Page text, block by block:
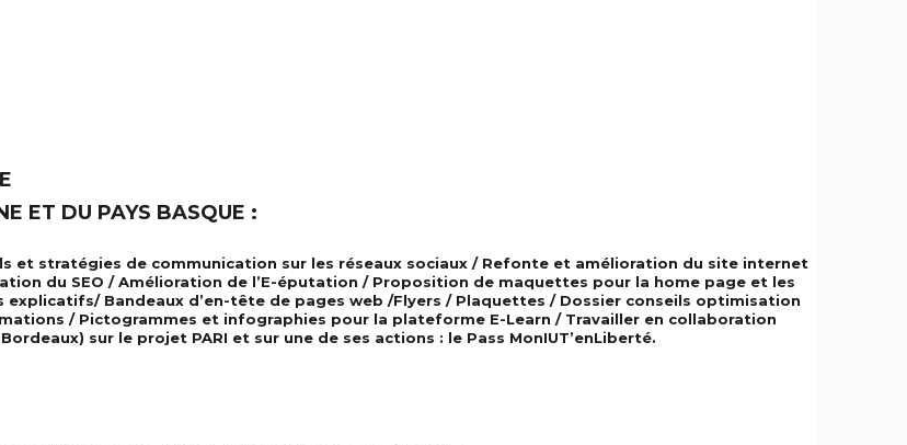
ET DU PAYS BASQUE :
et stratégies de communication sur les réseaux sociaux / Refonte et amélioration du site internet
du SEO / Amélioration de l’E-éputation / Proposition de maquettes pour la home page et les
explicatifs/ Bandeaux d’en-tête de pages web /Flyers / Plaquettes / Dossier conseils optimisation
/ Pictogrammes et infographies pour la plateforme E-Learn / Travailler en collaboration
sur le projet PARI et sur une de ses actions : le Pass MonIUT’enLiberté.